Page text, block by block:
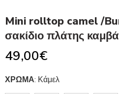
Mini rolltop camel /
σακίδιο πλάτης
49,00€
ΧΡΩΜΑ: Κάμελ